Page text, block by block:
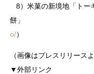
8）米菓の新境地「トー
餅
o/）
（画像はプレスリリースよ
▼外部リンク